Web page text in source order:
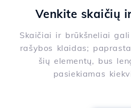
Venkite skaičių
Skaičiai ir brūkšneliai
rašybos klaidas;
šių elementų, bus
pasiekiamas